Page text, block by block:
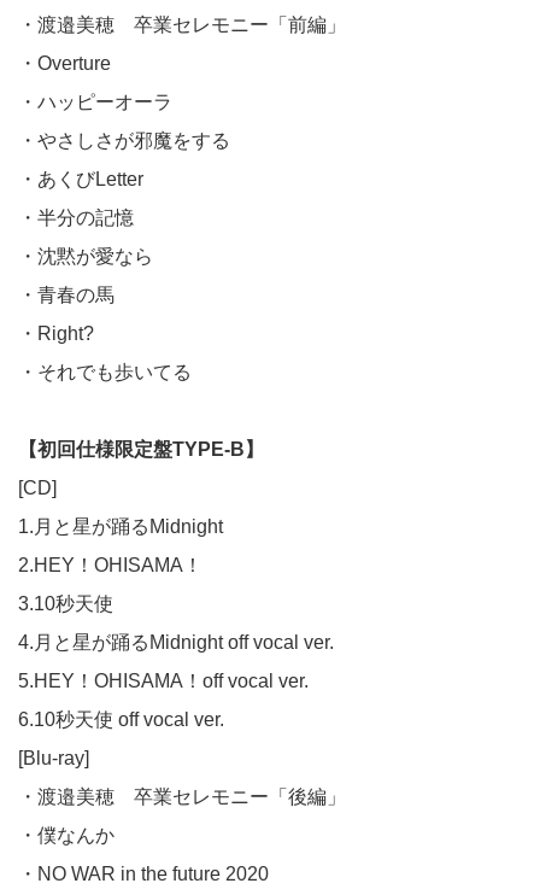
・渡邉美穂 卒業セレモニー「前編」
・Overture
・ハッピーオーラ
・やさしさが邪魔をする
・あくびLetter
・半分の記憶
・沈黙が愛なら
・青春の馬
・Right?
・それでも歩いてる
【初回仕様限定盤TYPE-B】
[CD]
1.月と星が踊るMidnight
2.HEY！OHISAMA！
3.10秒天使
4.月と星が踊るMidnight off vocal ver.
5.HEY！OHISAMA！off vocal ver.
6.10秒天使 off vocal ver.
[Blu-ray]
・渡邉美穂 卒業セレモニー「後編」
・僕なんか
・NO WAR in the future 2020